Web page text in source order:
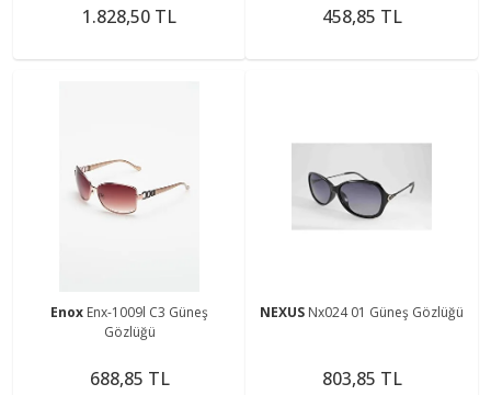
1.828,50 TL 458,85 TL
Enox Enx-1009l C3 Güneş
Gözlüğü
688,85 TL
NEXUS Nx024 01 Güneş Gözlüğü
803,85 TL